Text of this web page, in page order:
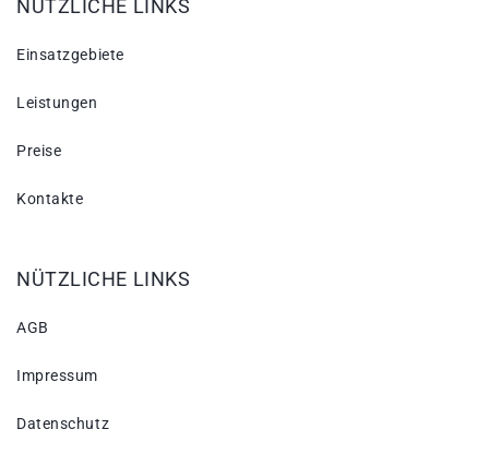
NÜTZLICHE LINKS
Einsatzgebiete
Leistungen
Preise
Kontakte
NÜTZLICHE LINKS
AGB
Impressum
Datenschutz